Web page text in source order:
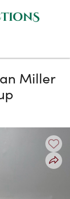
Miller